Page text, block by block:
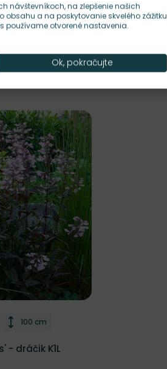
Výška rastliny
100 cm
- dráčik K1L
návštevníkoch, na zlepšenie našich
obsahu a na poskytovanie skvelého zážitku
používame otvorené nastavenia.
Ok, pokračujte